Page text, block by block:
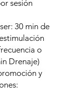
sesión
30 min de
o
Drenaje)
y